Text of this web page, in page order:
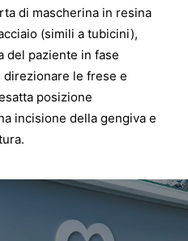
di mascherina in resina
(simili a tubicini),
del paziente in fase
direzionare le frese e
posizione
incisione della gengiva e